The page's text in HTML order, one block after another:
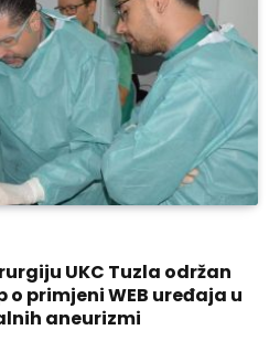
UKC Tuzla održan
primjeni WEB uređaja u
aneurizmi